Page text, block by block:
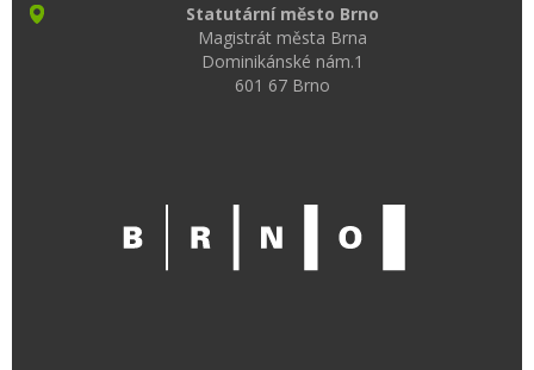
Statutární město Brno
Magistrát města Brna
Dominikánské nám.1
601 67 Brno